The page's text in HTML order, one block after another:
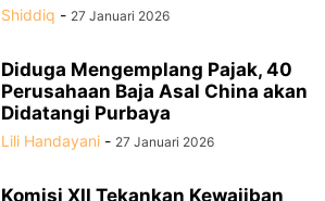
Shiddiq - 27 Januari 2026
Diduga Mengemplang Pajak, 40
Perusahaan Baja Asal China akan
Didatangi Purbaya
Lili Handayani - 27 Januari 2026
Komisi XII Tekankan Kewajiban